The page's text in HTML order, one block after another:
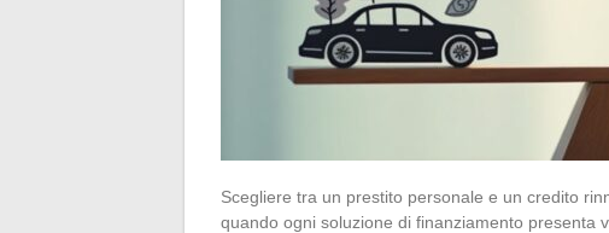
Scegliere tra un prestito personale e un credito
quando ogni soluzione di finanziamento presenta